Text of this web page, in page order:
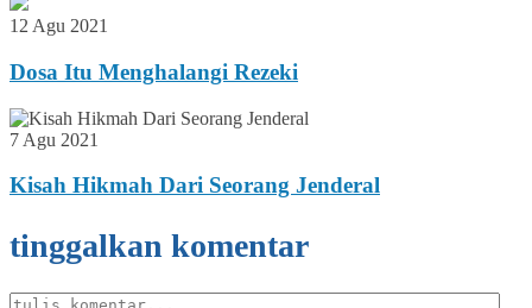
12 Agu 2021
Dosa Itu Menghalangi Rezeki
7 Agu 2021
Kisah Hikmah Dari Seorang Jenderal
tinggalkan komentar